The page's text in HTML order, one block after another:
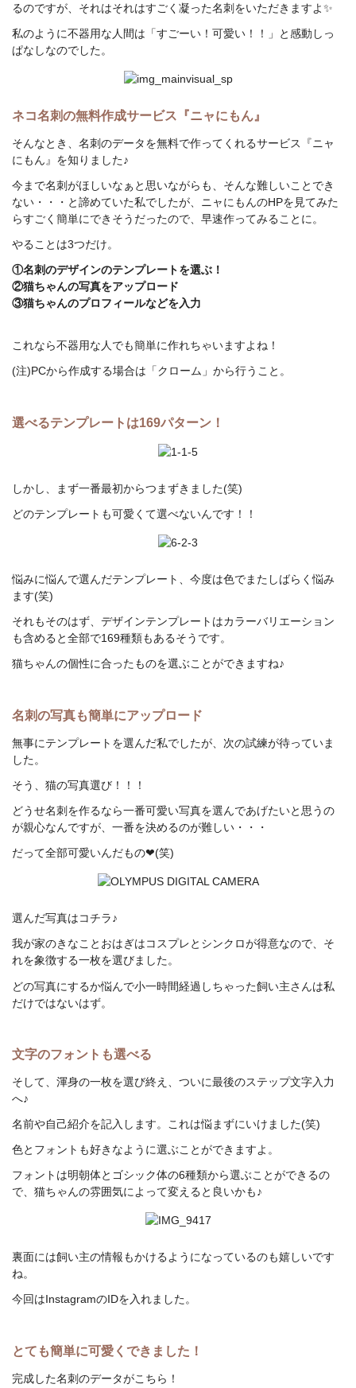
るのですが、それはそれはすごく凝った名刺をいただきますよ✨
私のように不器用な人間は「すごーい！可愛い！！」と感動しっ
ぱなしなのでした。
ネコ名刺の無料作成サービス『ニャにもん』
そんなとき、名刺のデータを無料で作ってくれるサービス『ニャ
にもん』を知りました♪
今まで名刺がほしいなぁと思いながらも、そんな難しいことでき
ない・・・と諦めていた私でしたが、ニャにもんのHPを見てみた
らすごく簡単にできそうだったので、早速作ってみることに。
やることは3つだけ。
①名刺のデザインのテンプレートを選ぶ！
②猫ちゃんの写真をアップロード
③猫ちゃんのプロフィールなどを入力
これなら不器用な人でも簡単に作れちゃいますよね！
(注)PCから作成する場合は「クローム」から行うこと。
選べるテンプレートは169パターン！
しかし、まず一番最初からつまずきました(笑)
どのテンプレートも可愛くて選べないんです！！
悩みに悩んで選んだテンプレート、今度は色でまたしばらく悩み
ます(笑)
それもそのはず、デザインテンプレートはカラーバリエーション
も含めると全部で169種類もあるそうです。
猫ちゃんの個性に合ったものを選ぶことができますね♪
名刺の写真も簡単にアップロード
無事にテンプレートを選んだ私でしたが、次の試練が待っていま
した。
そう、猫の写真選び！！！
どうせ名刺を作るなら一番可愛い写真を選んであげたいと思うの
が親心なんですが、一番を決めるのが難しい・・・
だって全部可愛いんだもの❤(笑)
選んだ写真はコチラ♪
我が家のきなことおはぎはコスプレとシンクロが得意なので、そ
れを象徴する一枚を選びました。
どの写真にするか悩んで小一時間経過しちゃった飼い主さんは私
だけではないはず。
文字のフォントも選べる
そして、渾身の一枚を選び終え、ついに最後のステップ文字入力
へ♪
名前や自己紹介を記入します。これは悩まずにいけました(笑)
色とフォントも好きなように選ぶことができますよ。
フォントは明朝体とゴシック体の6種類から選ぶことができるの
で、猫ちゃんの雰囲気によって変えると良いかも♪
裏面には飼い主の情報もかけるようになっているのも嬉しいです
ね。
今回はInstagramのIDを入れました。
とても簡単に可愛くできました！
完成した名刺のデータがこちら！